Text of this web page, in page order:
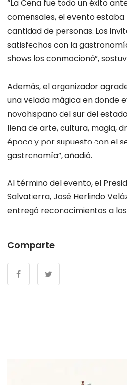
“La Cena fue todo un éxito
comensales, el evento
cantidad de personas. Los
satisfechos con la
shows los conmocionó”,
Además, el organizador
una velada mágica en donde
novohispano del sur del
llena de arte, cultura, magia,
época y por supuesto con el
gastronomía”, añadió.
Al término del evento, el
Salvatierra, José Herlindo
entregó reconocimientos a
Comparte